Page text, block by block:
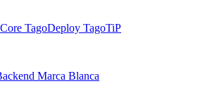
TagoDeploy TagoTiP
Marca Blanca